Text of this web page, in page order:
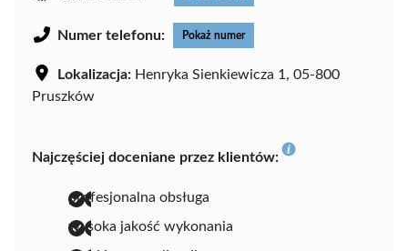
Numer telefonu: Pokaż numer
Lokalizacja: Henryka Sienkiewicza 1, 05-800
Pruszków
Najczęściej doceniane przez klientów:
profesjonalna obsługa
wysoka jakość wykonania